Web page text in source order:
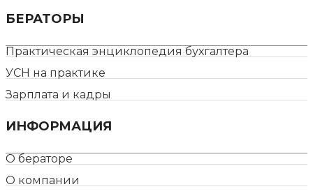
БЕРАТОРЫ
Практическая энциклопедия бухгалтера
УСН на практике
Зарплата и кадры
ИНФОРМАЦИЯ
О бераторе
О компании